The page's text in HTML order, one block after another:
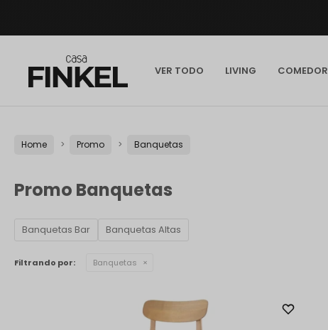
VER TODO LIVING COMEDOR
Home Promo Banquetas
Promo Banquetas
Banquetas Bar Banquetas Altas
Filtrando por: Banquetas